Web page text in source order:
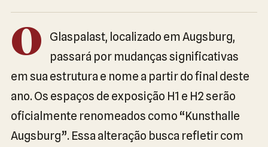
O
Glaspalast, localizado em Augsburg,
passará por mudanças significativas
em sua estrutura e nome a partir do final deste
ano. Os espaços de exposição H1 e H2 serão
oficialmente renomeados como “Kunsthalle
Augsburg”. Essa alteração busca refletir com